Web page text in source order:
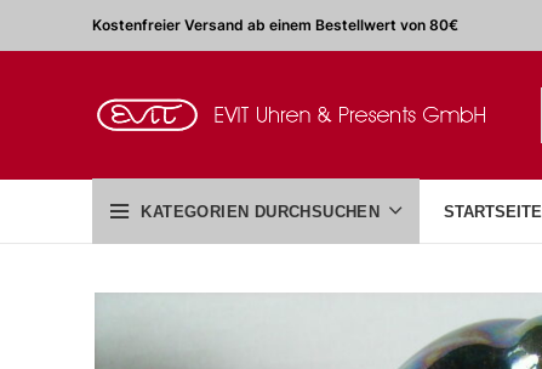
Kostenfreier Versand ab einem Bestellwert von 80€
KATEGORIEN DURCHSUCHEN STARTSEITE